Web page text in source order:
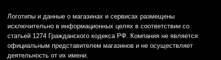
Логотипы и данные о магазинах и сервисах размещены
исключительно в информационных целях в соответствии со
статьей 1274 Гражданского кодекса РФ. Компания не является
официальным представителем магазинов и не осуществляет
деятельность от их имени.